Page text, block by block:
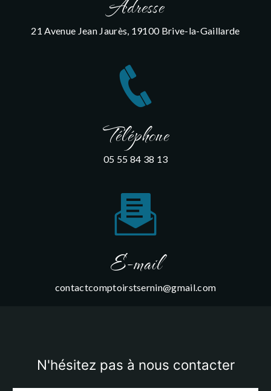
Adresse
21 Avenue Jean Jaurès, 19100 Brive-la-Gaillarde
Téléphone
05 55 84 38 13
E-mail
contactcomptoirstsernin@gmail.com
N'hésitez pas à nous contacter